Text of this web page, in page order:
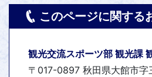
このページに関する
観光交流スポーツ部 観光課
〒017-0897 秋田県大館市字